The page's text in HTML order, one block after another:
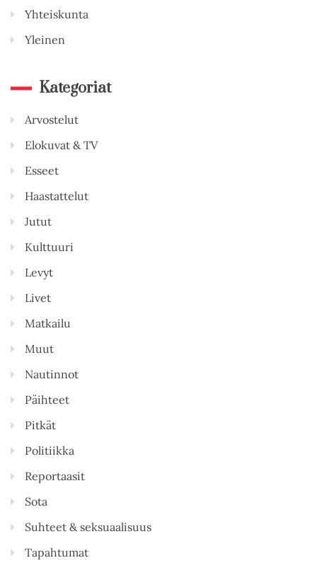
Yhteiskunta
Yleinen
Kategoriat
Arvostelut
Elokuvat & TV
Esseet
Haastattelut
Jutut
Kulttuuri
Levyt
Livet
Matkailu
Muut
Nautinnot
Päihteet
Pitkät
Politiikka
Reportaasit
Sota
Suhteet & seksuaalisuus
Tapahtumat